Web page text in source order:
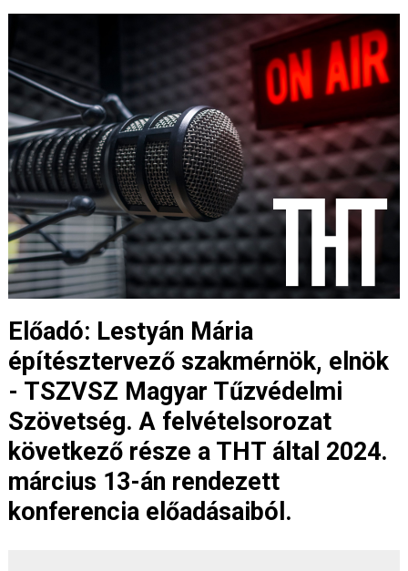
Előadó: Lestyán Mária
építésztervező szakmérnök, elnök
- TSZVSZ Magyar Tűzvédelmi
Szövetség. A felvételsorozat
következő része a THT által 2024.
március 13-án rendezett
konferencia előadásaiból.